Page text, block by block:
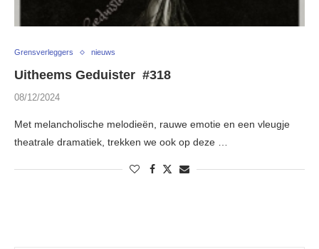
Grensverleggers nieuws
Uitheems Geduister #318
08/12/2024
Met melancholische melodieën, rauwe emotie en een vleugje
theatrale dramatiek, trekken we ook op deze …